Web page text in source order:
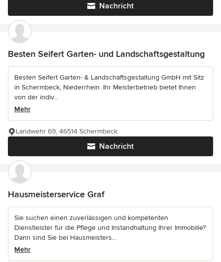
Nachricht
Besten Seifert Garten- und Landschaftsgestaltung
Besten Seifert Garten- & Landschaftsgestaltung GmbH mit Sitz
in Schermbeck, Niederrhein. Ihr Meisterbetrieb bietet Ihnen
von der indiv...
Mehr
Nachricht
Landwehr 69, 46514 Schermbeck
Hausmeisterservice Graf
Sie suchen einen zuverlässigen und kompetenten
Dienstleister für die Pflege und Instandhaltung Ihrer Immobilie?
Dann sind Sie bei Hausmeisters...
Mehr